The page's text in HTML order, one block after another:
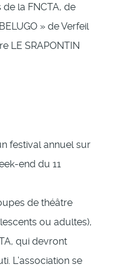
la FNCTA, de
» de Verfeil
LE SRAPONTIN
festival annuel sur
end du 11
de théâtre
ou adultes),
qui devront
L’association se